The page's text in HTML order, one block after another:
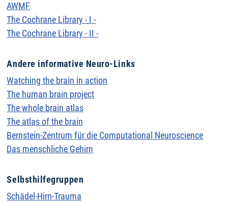
AWMF
The Cochrane Library - I -
The Cochrane Library - II -
Andere informative Neuro-Links
Watching the brain in action
The human brain project
The whole brain atlas
The atlas of the brain
Bernstein-Zentrum für die Computational Neuroscience
Das menschliche Gehirn
Selbsthilfegruppen
Schädel-Hirn-Trauma